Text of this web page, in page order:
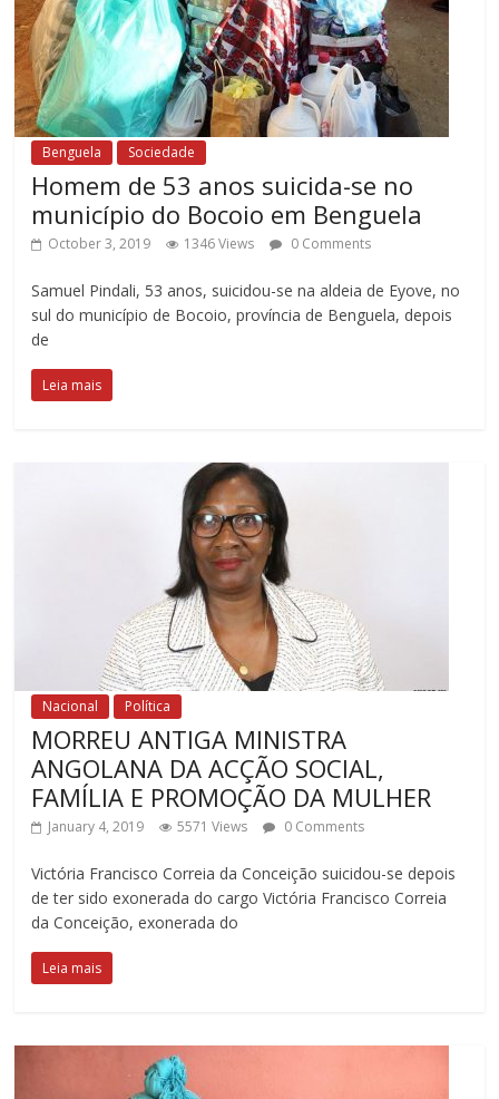
Benguela Sociedade
Homem de 53 anos suicida-se no
município do Bocoio em Benguela
October 3, 2019 1346 Views 0 Comments
Samuel Pindali, 53 anos, suicidou-se na aldeia de Eyove, no
sul do município de Bocoio, província de Benguela, depois
de
Leia mais
Nacional Política
MORREU ANTIGA MINISTRA
ANGOLANA DA ACÇÃO SOCIAL,
FAMÍLIA E PROMOÇÃO DA MULHER
January 4, 2019 5571 Views 0 Comments
Victória Francisco Correia da Conceição suicidou-se depois
de ter sido exonerada do cargo Victória Francisco Correia
da Conceição, exonerada do
Leia mais